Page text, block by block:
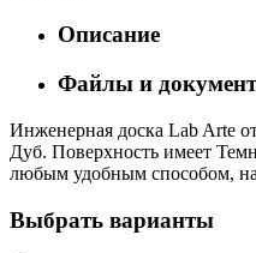
Описание
Файлы и
Инженерная доска Lab Arte
Дуб. Поверхность имеет
любым удобным способом,
Выбрать варианты